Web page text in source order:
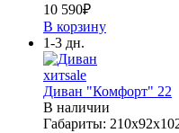
10 590₽
В корзину
1-3 дн.
хитsale
Диван "Комфорт" 22
В наличии
Габариты: